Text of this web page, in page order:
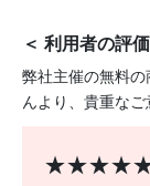
かし、爪にや
・使用後は
囲の皮膚をし
＜ 利用者の評
弊社主催の無料
んより、貴重なご